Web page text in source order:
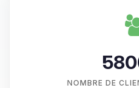
NOMBRE DE